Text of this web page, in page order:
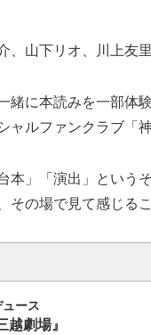
山下リオ、川上友里
緒に本読みを一部体
ャルファンクラブ「
本」「演出」という
その場で見て感じる
ース
越劇場』